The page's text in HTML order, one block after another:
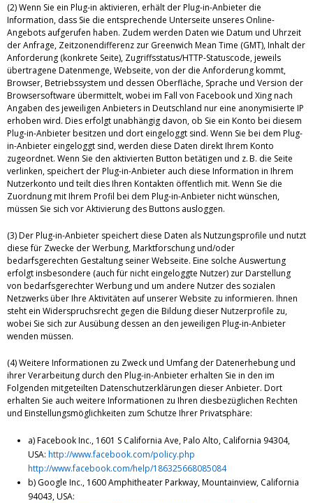
(2) Wenn Sie ein Plug-in aktivieren, erhält der Plug-in-Anbieter die
Information, dass Sie die entsprechende Unterseite unseres Online-
Angebots aufgerufen haben. Zudem werden Daten wie Datum und Uhrzeit
der Anfrage, Zeitzonendifferenz zur Greenwich Mean Time (GMT), Inhalt der
Anforderung (konkrete Seite), Zugriffsstatus/HTTP-Statuscode, jeweils
übertragene Datenmenge, Webseite, von der die Anforderung kommt,
Browser, Betriebssystem und dessen Oberfläche, Sprache und Version der
Browsersoftware übermittelt, wobei im Fall von Facebook und Xing nach
Angaben des jeweiligen Anbieters in Deutschland nur eine anonymisierte IP
erhoben wird. Dies erfolgt unabhängig davon, ob Sie ein Konto bei diesem
Plug-in-Anbieter besitzen und dort eingeloggt sind. Wenn Sie bei dem Plug-
in-Anbieter eingeloggt sind, werden diese Daten direkt Ihrem Konto
zugeordnet. Wenn Sie den aktivierten Button betätigen und z. B. die Seite
verlinken, speichert der Plug-in-Anbieter auch diese Information in Ihrem
Nutzerkonto und teilt dies Ihren Kontakten öffentlich mit. Wenn Sie die
Zuordnung mit Ihrem Profil bei dem Plug-in-Anbieter nicht wünschen,
müssen Sie sich vor Aktivierung des Buttons ausloggen.
(3) Der Plug-in-Anbieter speichert diese Daten als Nutzungsprofile und nutzt
diese für Zwecke der Werbung, Marktforschung und/oder
bedarfsgerechten Gestaltung seiner Webseite. Eine solche Auswertung
erfolgt insbesondere (auch für nicht eingeloggte Nutzer) zur Darstellung
von bedarfsgerechter Werbung und um andere Nutzer des sozialen
Netzwerks über Ihre Aktivitäten auf unserer Website zu informieren. Ihnen
steht ein Widerspruchsrecht gegen die Bildung dieser Nutzerprofile zu,
wobei Sie sich zur Ausübung dessen an den jeweiligen Plug-in-Anbieter
wenden müssen.
(4) Weitere Informationen zu Zweck und Umfang der Datenerhebung und
ihrer Verarbeitung durch den Plug-in-Anbieter erhalten Sie in den im
Folgenden mitgeteilten Datenschutzerklärungen dieser Anbieter. Dort
erhalten Sie auch weitere Informationen zu Ihren diesbezüglichen Rechten
und Einstellungsmöglichkeiten zum Schutze Ihrer Privatsphäre:
a) Facebook Inc., 1601 S California Ave, Palo Alto, California 94304,
USA: http://www.facebook.com/policy.php
http://www.facebook.com/help/186325668085084
b) Google Inc., 1600 Amphitheater Parkway, Mountainview, California
94043, USA: